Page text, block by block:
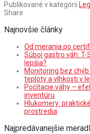
Publikované v kategórii
Share
Najnovšie články
Od merania po
Súboj gastro váh: T-
lepšia?
Monitoring bez
teploty a vlhkosti v
Počítacie váhy –
inventúru
Hlukomery:
prostredia
Najpredávanejšie